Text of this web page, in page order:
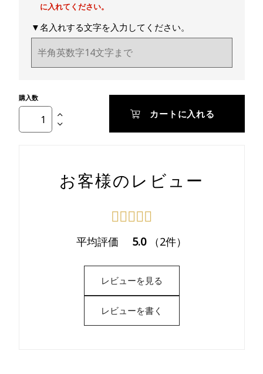
に入れてください。
▼名入れする文字を入力してください。
購入数
カートに入れる
お客様のレビュー
平均評価 5.0（2件）
レビューを見る
レビューを書く